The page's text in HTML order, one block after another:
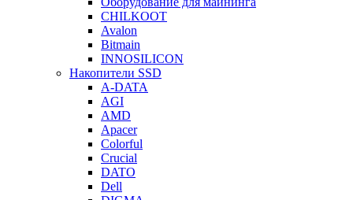
CHILKOOT
Avalon
Bitmain
INNOSILICON
Накопители SSD
A-DATA
AGI
AMD
Apacer
Colorful
Crucial
DATO
Dell